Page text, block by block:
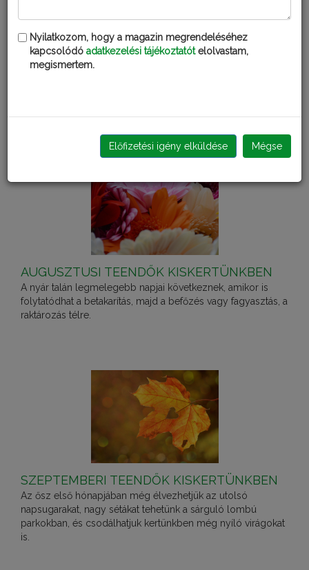
KERTI KALENDÁRIUM
AUGUSZTUSI TEENDŐK KISKERTÜNKBEN
A nyár talán legmelegebb napjai következnek, amikor is
folytatódhat a betakarítás, majd a befőzés vagy fagyasztás, a
raktározás télre.
SZEPTEMBERI TEENDŐK KISKERTÜNKBEN
Az ősz első hónapjában még élvezhetjük az utolsó
napsugarakat, nagy sétákat tehetünk a sárguló lombú
parkokban, és csodálhatjuk kertünkben még nyíló virágokat
is.
Nyilatkozom, hogy a magazin megrendeléséhez
kapcsolódó adatkezelési tájékoztatótelolvastam,
megismertem.
Előfizetési igény elküldése Mégse